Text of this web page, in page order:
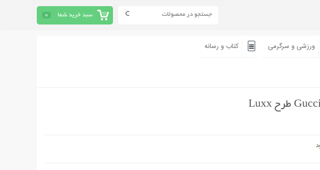
سبد خرید شما 0
ورزشی و سرگرمی کتاب و رسانه